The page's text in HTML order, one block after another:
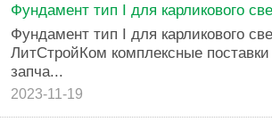
Фундамент тип I для карликового
Фундамент тип I для карликового
ЛитСтройКом комплексные
запча...
2023-11-19